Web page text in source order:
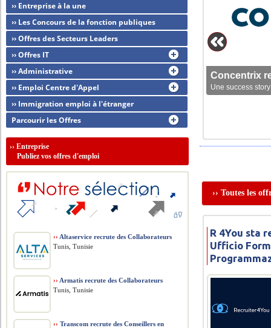
Concentrix
Une success
›› Toutes les
R 4You sta
Ufficio
›› Entreprise à la une
›› Les Concours de la fonction publiques
›› Offres des Secteurs Leaders
›› Offres IT
›› Administrative
›› Emploi Centre d'Appel
›› Immigration emploi à l'étranger
Parcourir les Offres
››Entreprise
Publiez vos offres d'emploi
›› Altaservice recrute des Collaborateurs
Tunis, Tunisie
›› Armatis recrute des Collaborateurs
Tunis, Tunisie
›› Transcom recrute des Conseillers en